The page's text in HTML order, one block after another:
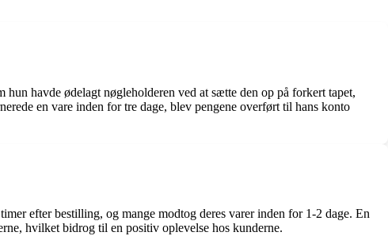
havde ødelagt nøgleholderen ved at sætte den op på forkert tapet,
en vare inden for tre dage, blev pengene overført til hans konto
efter bestilling, og mange modtog deres varer inden for 1-2 dage. En
hvilket bidrog til en positiv oplevelse hos kunderne.